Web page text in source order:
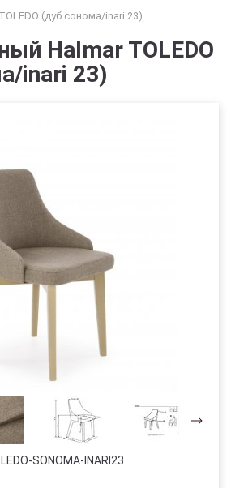
(дуб сонома/inari 23)
Halmar TOLEDO
inari 23)
SONOMA-INARI23